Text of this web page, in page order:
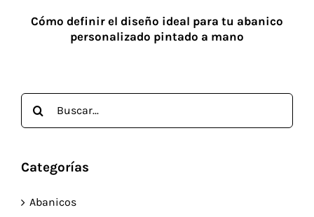
Cómo definir el diseño ideal para tu abanico
personalizado pintado a mano
Categorías
Abanicos